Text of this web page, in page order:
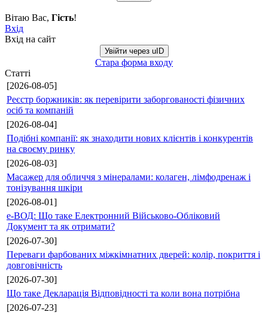
Вітаю Вас, Гість!
Вхід
Вхід на сайт
Увійти через uID
Стара форма входу
Статті
[2026-08-05]
Реєстр боржників: як перевірити заборгованості фізичних
осіб та компаній
[2026-08-04]
Подібні компанії: як знаходити нових клієнтів і конкурентів
на своєму ринку
[2026-08-03]
Масажер для обличчя з мінералами: колаген, лімфодренаж і
тонізування шкіри
[2026-08-01]
е-ВОД: Що таке Електронний Військово-Обліковий
Документ та як отримати?
[2026-07-30]
Переваги фарбованих міжкімнатних дверей: колір, покриття і
довговічність
[2026-07-30]
Що таке Декларація Відповідності та коли вона потрібна
[2026-07-23]